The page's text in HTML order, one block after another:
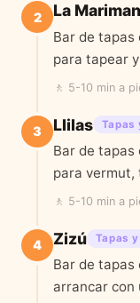
2 La
Bar de tapas
para tapear
🚶 5-10 min a
3 Llilas Tapas
Bar de tapas
para vermut,
🚶 5-10 min a
4 Zizú Tapas
Bar de tapas
arrancar con